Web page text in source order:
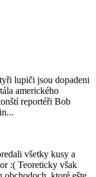
lupiči jsou dopadeni
amerického
reportéři Bob
všetky kusy a
:( Teoreticky však